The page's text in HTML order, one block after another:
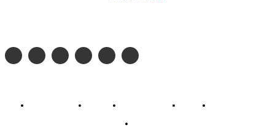
Profil Madu TV Redaksi Pedoman Siber Kontak